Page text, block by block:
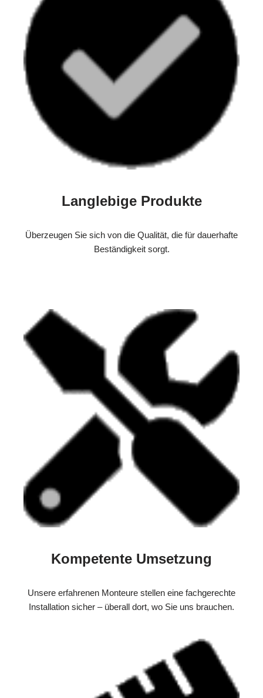
Langlebige Produkte
Überzeugen Sie sich von die Qualität, die für dauerhafte
Beständigkeit sorgt.
Kompetente Umsetzung
Unsere erfahrenen Monteure stellen eine fachgerechte
Installation sicher – überall dort, wo Sie uns brauchen.